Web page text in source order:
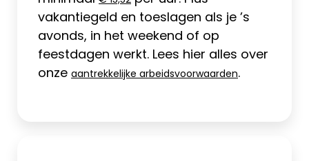
vakantiegeld en toeslagen als je ’s
avonds, in het weekend of op
feestdagen werkt. Lees hier alles over
onze aantrekkelijke arbeidsvoorwaarden.